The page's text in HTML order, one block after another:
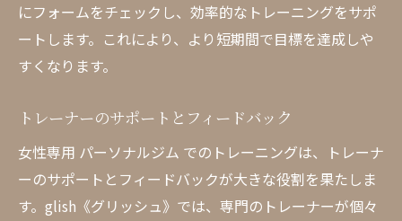
にフォームをチェックし、効率的なトレーニングをサポ
ートします。これにより、より短期間で目標を達成しや
すくなります。
トレーナーのサポートとフィードバック
女性専用 パーソナルジム でのトレーニングは、トレーナ
ーのサポートとフィードバックが大きな役割を果たしま
す。glish《グリッシュ》では、専門のトレーナーが個々